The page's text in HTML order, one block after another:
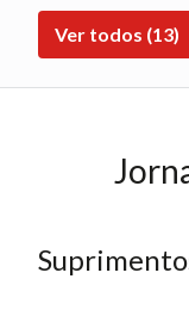
Ver todos (13)